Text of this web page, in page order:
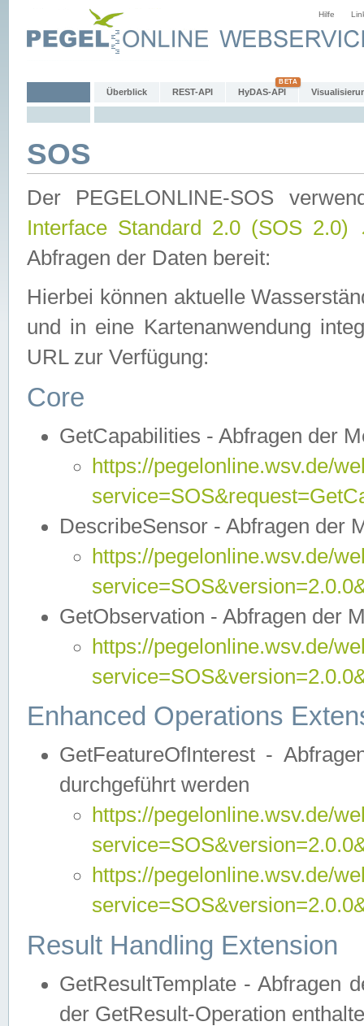
Hilfe
Überblick REST-API HyDAS-API
SOS
Der PEGELONLINE-SOS
Interface Standard 2.0 (SOS 2.0)
Abfragen der Daten bereit:
Hierbei können aktuelle
und in eine Kartenanwendung
URL zur Verfügung:
Core
GetCapabilities - Abfragen der
https://pegelonline.wsv.de/
DescribeSensor - Abfragen der
https://pegelonline.wsv.de/
GetObservation - Abfragen der
https://pegelonline.wsv.de/
Enhanced Operations
GetFeatureOfInterest -
durchgeführt werden
https://pegelonline.wsv.de/
https://pegelonline.wsv.de/
Result Handling Extension
GetResultTemplate - Abfragen
der GetResult-Operation